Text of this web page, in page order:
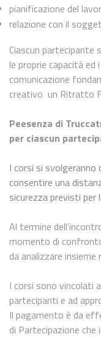
pianificazione del
relazione con il
Ciascun
le proprie capacità ed
comunicazione
creativo un Ritratto
Peesenza di
per ciascun
I corsi si
consentire una
sicurezza previsti per
Al termine
momento di
da analizzare
I corsi sono vincolati
partecipanti e ad
Il pagamento è da
di Partecipazione che